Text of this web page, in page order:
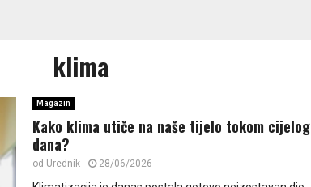
klima
Magazin
Kako klima utiče na naše tijelo tokom cijelog
dana?
od Urednik 28/06/2026